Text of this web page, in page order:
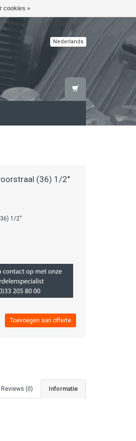
Nederlands
(36) 1/2''
1/2''
Informatie
Reviews (0)
cookies »